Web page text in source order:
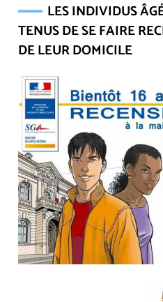
LES INDIVIDUS
TENUS DE SE FAIRE
DE LEUR DOMICILE